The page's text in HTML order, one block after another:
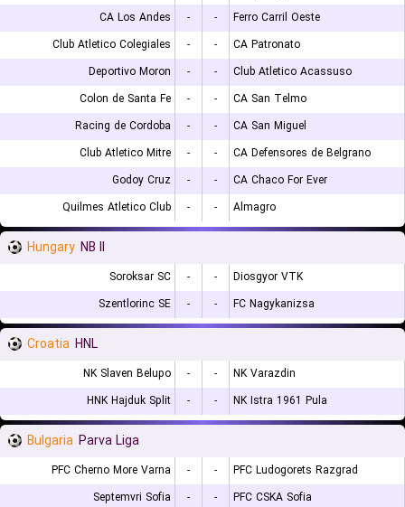
CA Los Andes
- -
Ferro Carril Oeste
Club Atletico Colegiales
- -
CA Patronato
Deportivo Moron
- -
Club Atletico Acassuso
Colon de Santa Fe
- -
CA San Telmo
Racing de Cordoba
- -
CA San Miguel
Club Atletico Mitre
- -
CA Defensores de Belgrano
Godoy Cruz
- -
CA Chaco For Ever
Quilmes Atletico Club
- - Almagro
Hungary NB II
Soroksar SC - -
Diosgyor VTK
Szentlorinc SE
- - FC Nagykanizsa
Croatia HNL
NK Slaven Belupo - -
NK Varazdin
HNK Hajduk Split
- - NK Istra 1961 Pula
Bulgaria Parva Liga
PFC Cherno More Varna - -
PFC Ludogorets Razgrad
Septemvri Sofia
- - PFC CSKA Sofia